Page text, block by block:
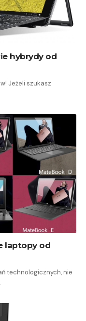
hybrydy od
Jeżeli szukasz
laptopy od
technologicznych, nie